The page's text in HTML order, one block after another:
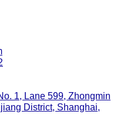
1, Lane 599, Zhongmin
District, Shanghai,